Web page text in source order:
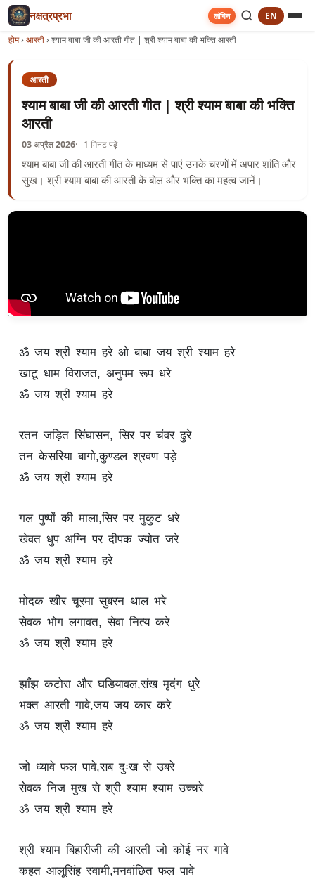
नक्षत्रप्रभा लॉगिन EN
होम›आरती›श्याम बाबा जी की आरती गीत | श्री श्याम बाबा की भक्ति आरती
आरती
श्याम बाबा जी की आरती गीत | श्री श्याम बाबा की भक्ति
आरती
03 अप्रैल 2026 1 मिनट पढ़ें
श्याम बाबा जी की आरती गीत के माध्यम से पाएं उनके चरणों में अपार शांति और
सुख। श्री श्याम बाबा की आरती के बोल और भक्ति का महत्व जानें।
ॐ जय श्री श्याम हरे ओ बाबा जय श्री श्याम हरे
खाटू धाम विराजत, अनुपम रूप धरे
ॐ जय श्री श्याम हरे
रतन जड़ित सिंघासन, सिर पर चंवर ढुरे
तन केसरिया बागो,कुण्डल श्रवण पड़े
ॐ जय श्री श्याम हरे
गल पुष्पों की माला,सिर पर मुकुट धरे
खेवत धुप अग्नि पर दीपक ज्योत जरे
ॐ जय श्री श्याम हरे
मोदक खीर चूरमा सुबरन थाल भरे
सेवक भोग लगावत, सेवा नित्य करे
ॐ जय श्री श्याम हरे
झाँझ कटोरा और घडियावल,संख मृदंग धुरे
भक्त आरती गावे,जय जय कार करे
ॐ जय श्री श्याम हरे
जो ध्यावे फल पावे,सब दुःख से उबरे
सेवक निज मुख से श्री श्याम श्याम उच्चरे
ॐ जय श्री श्याम हरे
श्री श्याम बिहारीजी की आरती जो कोई नर गावे
कहत आलूसिंह स्वामी,मनवांछित फल पावे